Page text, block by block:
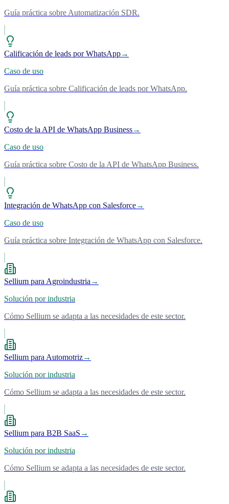
Guía práctica sobre Automatización SDR.
Calificación de leads por WhatsApp→
Caso de uso
Guía práctica sobre Calificación de leads por WhatsApp.
Costo de la API de WhatsApp Business→
Caso de uso
Guía práctica sobre Costo de la API de WhatsApp Business.
Integración de WhatsApp con Salesforce→
Caso de uso
Guía práctica sobre Integración de WhatsApp con Salesforce.
Sellium para Agroindustria →
Solución por industria
Cómo Sellium se adapta a las necesidades de este sector.
Sellium para Automotriz→
Solución por industria
Cómo Sellium se adapta a las necesidades de este sector.
Sellium para B2B SaaS →
Solución por industria
Cómo Sellium se adapta a las necesidades de este sector.